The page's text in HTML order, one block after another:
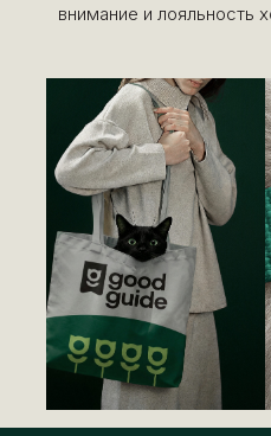
внимание и лояльность